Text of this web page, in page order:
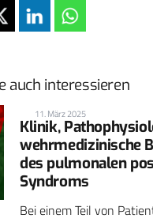
auch interessieren
11. März 2025
Klinik,
wehrmedizinische
des pulmonalen
Syndroms
Bei einem Teil von